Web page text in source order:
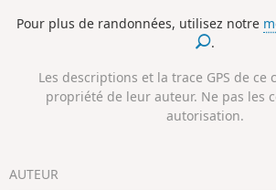
et à Hartington.
Pour plus de randonnées, utilisez notre
.
Les descriptions et la trace GPS de
propriété de leur auteur. Ne pas les
autorisation.
AUTEUR